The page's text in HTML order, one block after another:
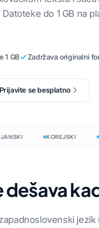
Prevedite CSV
HTML
.DOCX Brojač
PowerPoint
do 1 GB na
1 GB Zadržava originalni
Prijavite se besplatno
KOREJSKI
dešava